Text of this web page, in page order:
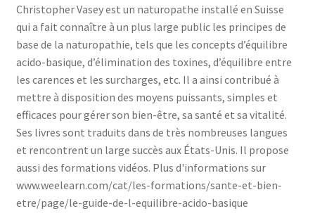
Christopher Vasey est un naturopathe installé en Suisse
qui a fait connaître à un plus large public les principes de
base de la naturopathie, tels que les concepts d’équilibre
acido-basique, d’élimination des toxines, d’équilibre entre
les carences et les surcharges, etc. Il a ainsi contribué à
mettre à disposition des moyens puissants, simples et
efficaces pour gérer son bien-être, sa santé et sa vitalité.
Ses livres sont traduits dans de très nombreuses langues
et rencontrent un large succès aux États-Unis. Il propose
aussi des formations vidéos. Plus d'informations sur
www.weelearn.com/cat/les-formations/sante-et-bien-
etre/page/le-guide-de-l-equilibre-acido-basique